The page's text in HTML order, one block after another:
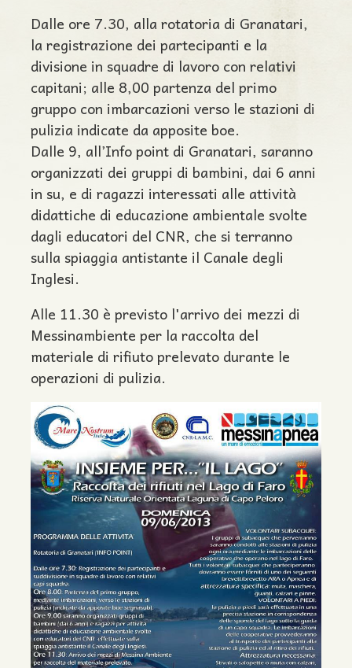
Dalle ore 7.30, alla rotatoria di Granatari,
la registrazione dei partecipanti e la
divisione in squadre di lavoro con relativi
capitani; alle 8,00 partenza del primo
gruppo con imbarcazioni verso le stazioni di
pulizia indicate da apposite boe.
Dalle 9, all’Info point di Granatari, saranno
organizzati dei gruppi di bambini, dai 6 anni
in su, e di ragazzi interessati alle attività
didattiche di educazione ambientale svolte
dagli educatori del CNR, che si terranno
sulla spiaggia antistante il Canale degli
Inglesi.
Alle 11.30 è previsto l'arrivo dei mezzi di
Messinambiente per la raccolta del
materiale di rifiuto prelevato durante le
operazioni di pulizia.